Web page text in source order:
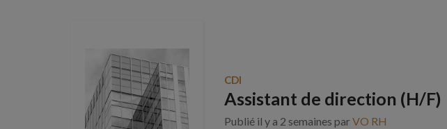
CDI
Assistant de direction (H/F)
Publié il y a 2 semaines parVO RH